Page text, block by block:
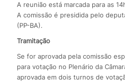
A reunião está marcada para as
A comissão é presidida pelo
(PP-BA).
Tramitação
Se for aprovada pela comissão
para votação no Plenário da
aprovada em dois turnos de